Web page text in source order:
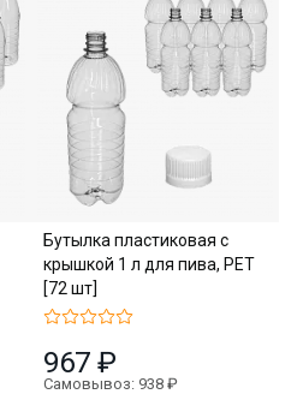
Бутылка пластиковая с
крышкой 1 л для пива, PET
[72 шт]
967 ₽
Самовывоз: 938 ₽